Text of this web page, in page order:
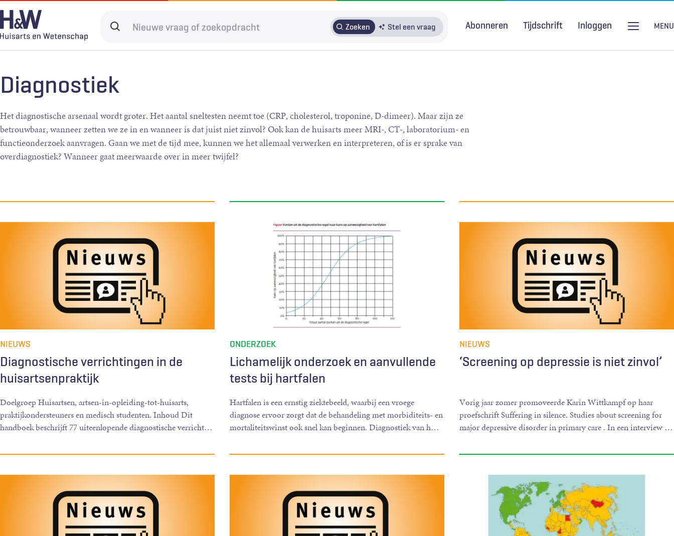
Overslaan
en
naar
gaan
Search
Zoeken Stel een vraag Abonneren Tijdschrift Inloggen MENU
Spoedzorg
Digitale zorg Levenseinde
Door in te loggen op HAweb krijgt u toegang tot de artikelen
op HenW.org.
Abonneren
Diagnostiek
Het diagnostische arsenaal wordt groter. Het aantal sneltesten neemt toe (CRP, cholesterol, troponine, D-dimeer). Maar zijn ze
betrouwbaar, wanneer zetten we ze in en wanneer is dat juist niet zinvol? Ook kan de huisarts meer MRI-, CT-, laboratorium- en
functieonderzoek aanvragen. Gaan we met de tijd mee, kunnen we het allemaal verwerken en interpreteren, of is er sprake van
overdiagnostiek? Wanneer gaat meerwaarde over in meer twijfel?
Diagnostische verrichtingen in de
huisartsenpraktijk
NIEUWS
Doelgroep Huisartsen, artsen-in-opleiding-tot-huisarts,
praktijkondersteuners en medisch studenten. Inhoud Dit
handboek beschrijft 77 uiteenlopende diagnostische verricht…
Lichamelijk onderzoek en aanvullende
tests bij hartfalen
ONDERZOEK
Hartfalen is een ernstig ziektebeeld, waarbij een vroege
diagnose ervoor zorgt dat de behandeling met morbiditeits- en
mortaliteitswinst ook snel kan beginnen. Diagnostiek van h…
‘Screening op depressie is niet zinvol’
NIEUWS
Vorig jaar zomer promoveerde Karin Wittkampf op haar
proefschrift Suffering in silence. Studies about screening for
major depressive disorder in primary care . In een interview …